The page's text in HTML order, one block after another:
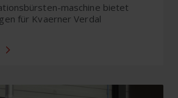
maschine bietet
für Kvaerner Verdal